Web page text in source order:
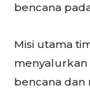
bencana
Misi utama
bencana